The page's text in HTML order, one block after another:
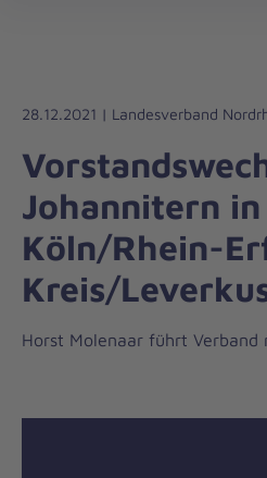
Liebe
Leben
28.12.2021 | Landesverband
Johannitern in
Köln/Rhein-
Kreis/
Horst Molenaar führt Verband